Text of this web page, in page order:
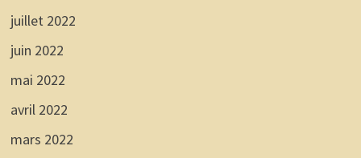
juillet 2022
juin 2022
mai 2022
avril 2022
mars 2022